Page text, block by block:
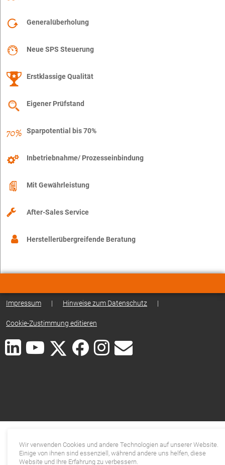
Generalüberholung
Neue SPS Steuerung
Erstklassige Qualität
Eigener Prüfstand
Sparpotential bis 70%
Inbetriebnahme/ Prozesseinbindung
Mit Gewährleistung
After-Sales Service
Herstellerübergreifende Beratung
Impressum | Hinweise zum Datenschutz |
Cookie-Zustimmung editieren
Wir verwenden Cookies und andere Technologien auf unserer Website.
Einige von ihnen sind essenziell, während andere uns helfen, diese
Website und Ihre Erfahrung zu verbessern.